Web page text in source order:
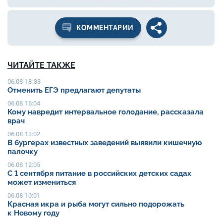
КОММЕНТАРИИ
ЧИТАЙТЕ ТАКЖЕ
06.08 18:33
Отменить ЕГЭ предлагают депутаты
06.08 16:04
Кому навредит интервальное голодание, рассказала
врач
06.08 13:02
В бургерах известных заведений выявили кишечную
палочку
06.08 12:05
С 1 сентября питание в российских детских садах
может измениться
06.08 10:01
Красная икра и рыба могут сильно подорожать
к Новому году